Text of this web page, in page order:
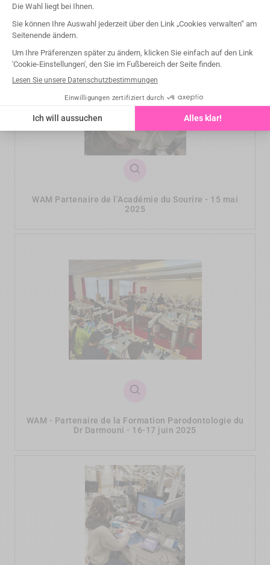
WAM Partenaire de l’Académie du Sourire - 15 mai
2025
WAM - Partenaire de la Formation Parodontologie du
Dr Darmouni - 16-17 juin 2025